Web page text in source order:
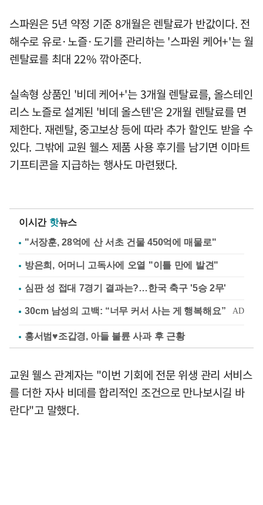
스파원은 5년 약정 기준 8개월은 렌탈료가 반값이다. 전
해수로 유로·노즐·도기를 관리하는 '스파원 케어+'는 월
렌탈료를 최대 22% 깎아준다.
실속형 상품인 '비데 케어+'는 3개월 렌탈료를, 올스테인
리스 노즐로 설계된 '비데 올스텐'은 2개월 렌탈료를 면
제한다. 재렌탈, 중고보상 등에 따라 추가 할인도 받을 수
있다. 그밖에 교원 웰스 제품 사용 후기를 남기면 이마트
기프티콘을 지급하는 행사도 마련됐다.
이시간 핫뉴스
"서장훈, 28억에 산 서초 건물 450억에 매물로"
방은희, 어머니 고독사에 오열 "이틀 만에 발견"
심판 성 접대 7경기 결과는?…한국 축구 '5승 2무'
홍서범♥조갑경, 아들 불륜 사과 후 근황
교원 웰스 관계자는 "이번 기회에 전문 위생 관리 서비스
를 더한 자사 비데를 합리적인 조건으로 만나보시길 바
란다"고 말했다.